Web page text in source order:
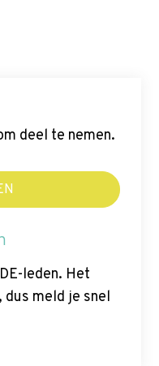
deel te nemen.
leden. Het
meld je snel